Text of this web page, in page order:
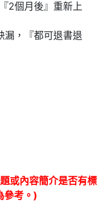
2個月後』重新上
漏，『都可退書退
或內容簡介是否有標
參考。)